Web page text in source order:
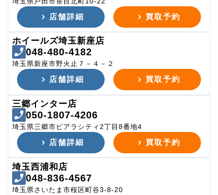
店舗詳細 買取予約
ホイールズ埼玉新座店
048-480-4182
埼玉県新座市野火止７－４－２
店舗詳細 買取予約
三郷インター店
050-1807-4206
埼玉県三郷市ピアラシティ2丁目8番地4
店舗詳細 買取予約
埼玉西浦和店
048-836-4567
埼玉県さいたま市桜区町谷3-8-20